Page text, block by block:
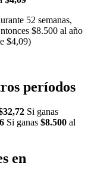
52 semanas,
$8.500 al año
$4,09)
períodos
Si ganas
Si ganas $8.500 al
en